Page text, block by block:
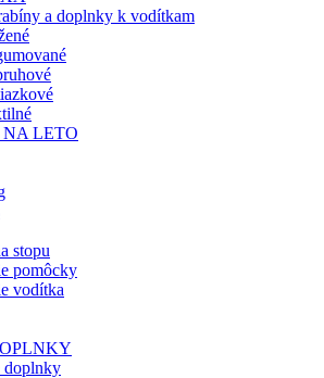
a doplnky k vodítkam
LETO
stopu
pomôcky
vodítka